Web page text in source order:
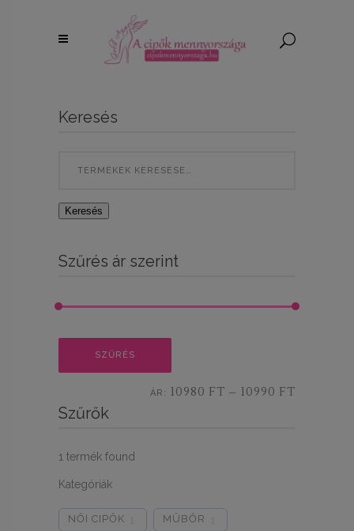
Keresés
Keresés
Szűrés ár szerint
SZŰRÉS
ÁR: 10980 FT — 10990 FT
Szűrők
1 termék found
Kategóriák
NŐI CIPŐK MŰBŐR